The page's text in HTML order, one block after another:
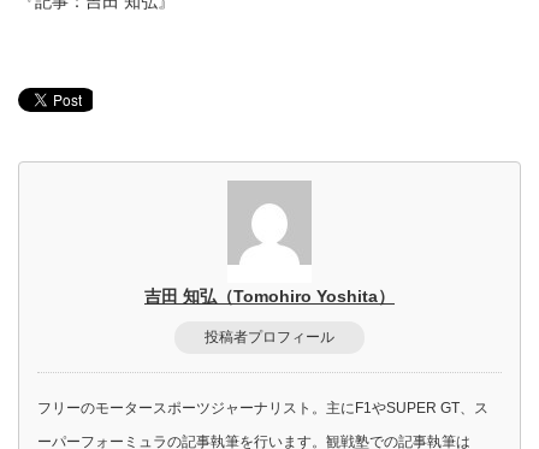
吉田 知弘（Tomohiro Yoshita）
投稿者プロフィール
フリーのモータースポーツジャーナリスト。主にF1やSUPER GT、ス
ーパーフォーミュラの記事執筆を行います。観戦塾での記事執筆は